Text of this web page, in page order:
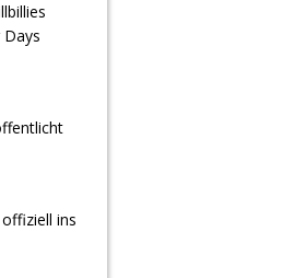
offiziell ins